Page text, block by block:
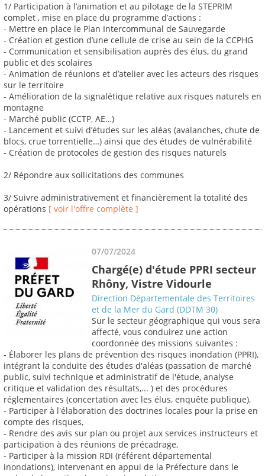
1/ Participation à l’animation et au pilotage de la STEPRIM
complet , mise en place du programme d’actions :
- Mettre en place le Plan Intercommunal de Sauvegarde
- Création et gestion d’une cellule de crise au sein de la CCPHG
- Communication et sensibilisation auprès des élus, du grand
public et des scolaires
- Animation de réunions et d’atelier avec les acteurs des risques
sur le territoire
- Amélioration de la signalétique relative aux risques naturels en
montagne
- Marché public (CCTP, AE…)
- Lancement et suivi d’études sur les aléas (avalanches, chute de
blocs, crue torrentielle…) ainsi que des études de vulnérabilité
- Création de protocoles de gestion des risques naturels
2/ Répondre aux sollicitations des communes
3/ Suivre administrativement et financièrement la totalité des
opérations [ voir l'offre complète ]
07/07/2024
Chargé(e) d'étude PPRI secteur
Rhôny, Vistre Vidourle
Direction Départementale des Territoires
et de la Mer du Gard (DDTM 30)
Sur le secteur géographique qui vous sera
affecté, vous conduirez une action
coordonnée des missions suivantes :
- Élaborer les plans de prévention des risques inondation (PPRI),
intégrant la conduite des études d'aléas (passation de marché
public, suivi technique et administratif de l'étude, analyse
critique et validation des résultats,... ) et des procédures
réglementaires (concertation avec les élus, enquête publique),
- Participer à l'élaboration des doctrines locales pour la prise en
compte des risques,
- Rendre des avis sur plan ou projet aux services instructeurs et
participation à des réunions de précadrage,
- Participer à la mission RDI (référent départemental
inondations), intervenant en appui de la Préfecture dans le